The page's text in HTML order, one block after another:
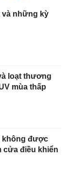
và những kỳ
loạt thương
mùa thấp
không được
cửa điều khiển